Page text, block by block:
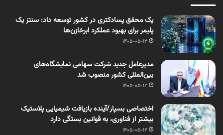
یک محقق پسادکتری در کشور توسعه داد: سنتز یک
پلیمر برای بهبود عملکرد ابرخازن‌ها
1405-05-12
مدیرعامل جدید شرکت سهامی نمایشگاه‌های
بین‌المللی کشور منصوب شد
1405-05-12
اختصاصی بسپار/آینده بازیافت شیمیایی پلاستیک
بیشتر از فناوری، به قوانین بستگی دارد
1405-05-12